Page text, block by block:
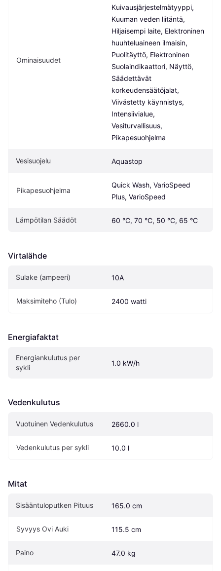
Ominaisuudet
Kuivausjärjestelmätyyppi,
Kuuman veden liitäntä,
Hiljaisempi laite, Elektroninen
huuhteluaineen ilmaisin,
Puolitäyttö, Elektroninen
Suolaindikaattori, Näyttö,
Säädettävät
korkeudensäätöjalat,
Viivästetty käynnistys,
Intensiivialue,
Vesiturvallisuus,
Pikapesuohjelma
Vesisuojelu Aquastop
Pikapesuohjelma
Quick Wash, VarioSpeed
Plus, VarioSpeed
Lämpötilan Säädöt 60 °C, 70 °C, 50 °C, 65 °C
Virtalähde
Sulake (ampeeri) 10A
Maksimiteho (Tulo) 2400 watti
Energiafaktat
Energiankulutus per
sykli
1.0 kW/h
Vedenkulutus
Vuotuinen Vedenkulutus 2660.0 l
Vedenkulutus per sykli 10.0 l
Mitat
Sisääntuloputken Pituus 165.0 cm
Syvyys Ovi Auki 115.5 cm
Paino 47.0 kg